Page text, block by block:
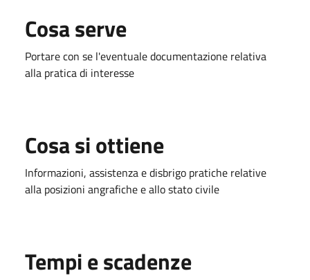
Cosa serve
Portare con se l'eventuale documentazione relativa
alla pratica di interesse
Cosa si ottiene
Informazioni, assistenza e disbrigo pratiche relative
alla posizioni angrafiche e allo stato civile
Tempi e scadenze